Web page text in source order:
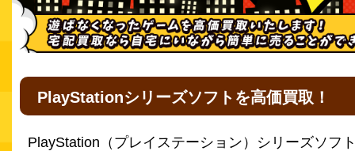
PlayStationシリーズソフトを高価買取！
PlayStation（プレイステーション）シリーズソフ